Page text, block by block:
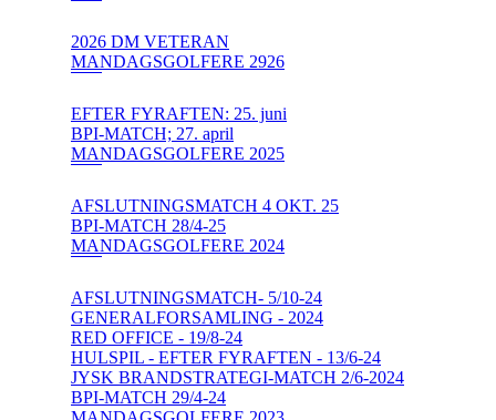
2026 DM VETERAN
MANDAGSGOLFERE 2926
EFTER FYRAFTEN: 25. juni
BPI-MATCH; 27. april
MANDAGSGOLFERE 2025
AFSLUTNINGSMATCH 4 OKT. 25
BPI-MATCH 28/4-25
MANDAGSGOLFERE 2024
AFSLUTNINGSMATCH- 5/10-24
GENERALFORSAMLING - 2024
RED OFFICE - 19/8-24
HULSPIL - EFTER FYRAFTEN - 13/6-24
JYSK BRANDSTRATEGI-MATCH 2/6-2024
BPI-MATCH 29/4-24